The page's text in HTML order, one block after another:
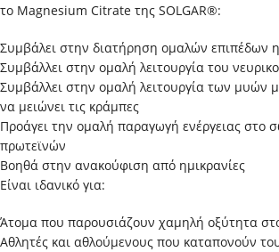
το Magnesium Citrate της SOLGAR®:
Συμβάλει στην διατήρηση ομαλών επιπέδων
Συμβάλλει στην ομαλή λειτουργία του
Συμβάλλει στην ομαλή λειτουργία των μυών
να μειώνει τις κράμπες
Προάγει την ομαλή παραγωγή ενέργειας στο
πρωτεϊνών
Βοηθά στην ανακούφιση από ημικρανίες
Είναι ιδανικό για:
Άτομα που παρουσιάζουν χαμηλή οξύτητα
Αθλητές και αθλούμενους που καταπονούν